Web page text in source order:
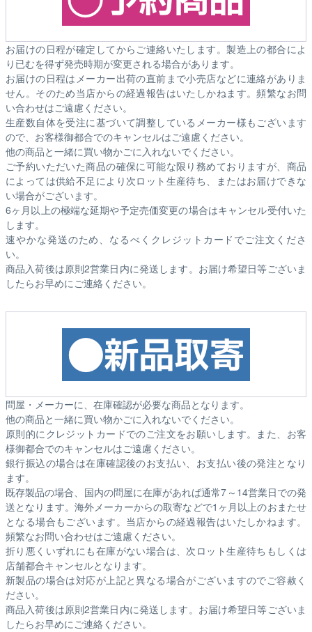
お届けの日程が確定してからご連絡いたします。製造上の都合によ
り已むを得ず発売時期が変更される場合があります。
お届けの日程はメーカー出荷の直前まで小売店などに連絡がありま
せん。そのため当店からの経過報告はいたしかねます。頻繁なお問
い合わせはご遠慮ください。
生産数自体を受注に基づいて調整しているメーカー様もございます
ので、お客様御都合でのキャンセルはご遠慮ください。
他の商品と一緒に買い物かごに入れないでください。
ご予約いただいた商品の確保に可能な限り務めておりますが、商品
によっては供給不足により次ロット生産待ち、またはお届けできな
い場合がございます。
6ヶ月以上の極端な延期や予定売価変更の場合はキャンセル受付いた
します。
速やかな発送のため、なるべくクレジットカードでご注文くださ
い。
商品入荷後は原則2営業日内に発送します。お届け希望日等ございま
したらお早めにご連絡ください。
問屋・メーカーに、在庫確認が必要な商品となります。
他の商品と一緒に買い物かごに入れないでください。
原則的にクレジットカードでのご注文をお願いします。また、お客
様御都合でのキャンセルはご遠慮ください。
銀行振込の場合は在庫確認後のお支払い、お支払い後の発注となり
ます。
既存製品の場合、国内の問屋に在庫があれば通常7～14営業日での発
送となります。海外メーカーからの取寄などで1ヶ月以上のおまたせ
となる場合もございます。 当店からの経過報告はいたしかねます。
頻繁なお問い合わせはご遠慮ください。
折り悪くいずれにも在庫がない場合は、次ロット生産待ちもしくは
店舗都合キャンセルとなります。
新製品の場合は対応が上記と異なる場合がございますのでご容赦く
ださい。
商品入荷後は原則2営業日内に発送します。お届け希望日等ございま
したらお早めにご連絡ください。